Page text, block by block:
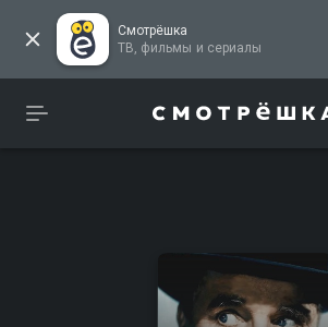
Смотрёшка
ТВ, фильмы и сериалы